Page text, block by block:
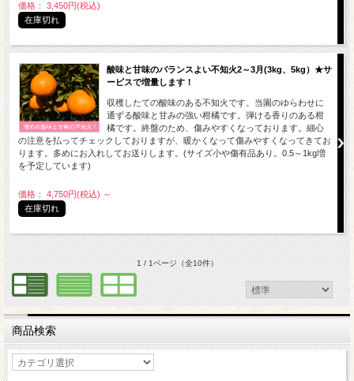
価格： 3,450円(税込)
在庫切れ
酸味と甘味のバランスよい不知火2～3月(3kg、5kg）★サ
ービスで増量します！
収穫したての酸味のある不知火です。当園のゆらわせに
通ずる酸味と甘みの強い柑橘です。弾ける香りのある柑
橘です。終盤のため、傷みやすくなっております。細心
の注意を払ってチェックしておりますが、暖かくなって傷みやすくなってきてお
ります。多めにお入れしてお送りします。(サイズ小や傷有品あり。0.5～1kg増
を予定しています)
価格： 4,750円(税込) ～
在庫切れ
1 / 1ページ（全10件）
商品検索